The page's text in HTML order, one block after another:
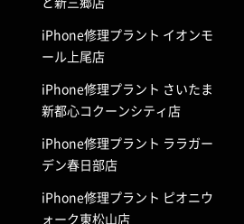
iPhone修理プラント イオンモ
ール上尾店
iPhone修理プラント さいたま
新都心コクーンシティ店
iPhone修理プラント ララガー
デン春日部店
iPhone修理プラント ピオニウ
ォーク東松山店